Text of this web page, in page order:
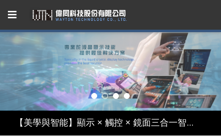
Capacitive Touch Panel developed by WAYTON
【節能革命】超低功耗反射式 TFT 液晶模組
【美學與智能】顯示 × 觸控 × 鏡面三合一智慧顯示模組